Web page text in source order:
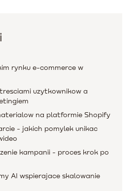
rynku e-commerce w
uzytkownikow a
na platformie Shopify
- jakich pomylek unikac
kampanii - proces krok po
AI wspierajace skalowanie